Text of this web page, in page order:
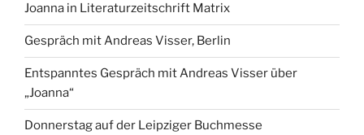
Joanna in Literaturzeitschrift Matrix
Gespräch mit Andreas Visser, Berlin
Entspanntes Gespräch mit Andreas Visser über
„Joanna“
Donnerstag auf der Leipziger Buchmesse